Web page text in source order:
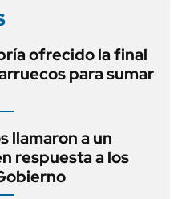
ofrecido la final
para sumar
llamaron a un
respuesta a los